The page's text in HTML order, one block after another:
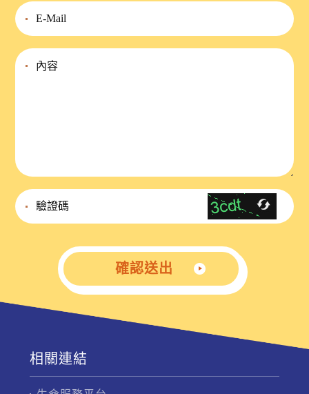
確認送出
相關連結